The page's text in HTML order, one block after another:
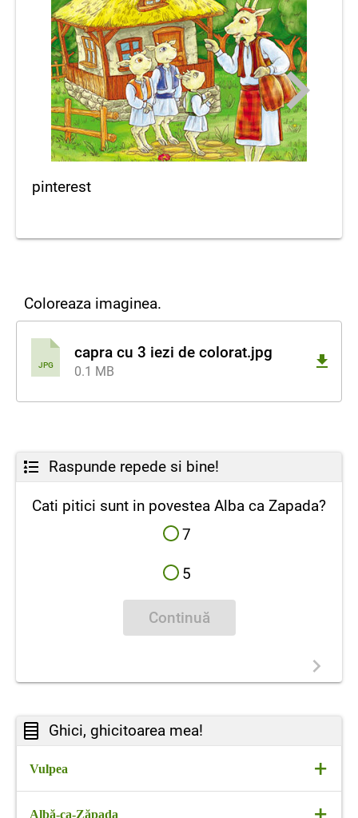
pinterest
Coloreaza imaginea.
JPG
capra cu 3 iezi de colorat.jpg
0.1 MB
Raspunde repede si bine!
Cati pitici sunt in povestea Alba ca Zapada?
7
5
Continuă
Ghici, ghicitoarea mea!
Vulpea +
Când miros de peşte mi-a venit
Albă-ca-Zăpada